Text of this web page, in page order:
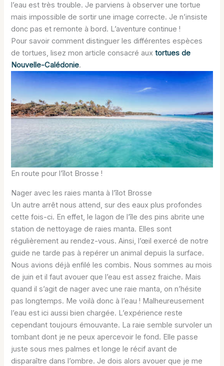
l’eau est très trouble. Je parviens à observer une tortue
mais impossible de sortir une image correcte. Je n’insiste
donc pas et remonte à bord. L’aventure continue !
Pour savoir comment distinguer les différentes espèces
de tortues, lisez mon article consacré auxtortues de
Nouvelle-Calédonie.
En route pour l’îlot Brosse !
Nager avec les raies manta à l’îlot Brosse
Un autre arrêt nous attend, sur des eaux plus profondes
cette fois-ci. En effet, le lagon de l’île des pins abrite une
station de nettoyage de raies manta. Elles sont
régulièrement au rendez-vous. Ainsi, l’œil exercé de notre
guide ne tarde pas à repérer un animal depuis la surface.
Nous avions déjà enfilé les combis. Nous sommes au mois
de juin et il faut avouer que l’eau est assez fraiche. Mais
quand il s’agit de nager avec une raie manta, on n’hésite
pas longtemps. Me voilà donc à l’eau ! Malheureusement
l’eau est ici aussi bien chargée. L’expérience reste
cependant toujours émouvante. La raie semble survoler un
tombant dont je ne peux apercevoir le fond. Elle passe
juste sous mes palmes et longe le récif avant de
disparaître dans l’ombre. Je dois alors avouer que je me